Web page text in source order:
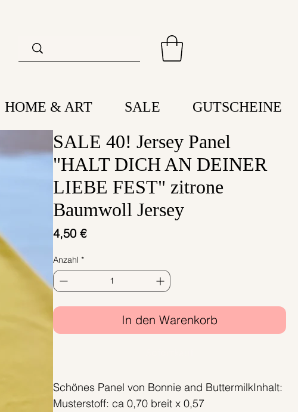
HOME & ART SALE GUTSCHEINE
SALE 40! Jersey Panel
"HALT DICH AN DEINER
LIEBE FEST" zitrone
Baumwoll Jersey
4,50 €Preis
Anzahl *
In den Warenkorb
Schönes Panel von Bonnie and ButtermilkInhalt:
Musterstoff: ca 0,70 breit x 0,57